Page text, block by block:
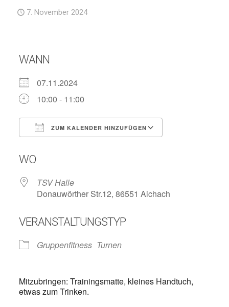
7. November 2024
WANN
07.11.2024
10:00 - 11:00
ZUM KALENDER HINZUFÜGEN
WO
TSV Halle
Donauwörther Str.12, 86551 Aichach
VERANSTALTUNGSTYP
Gruppenfitness Turnen
Mitzubringen: Trainingsmatte, kleines Handtuch,
etwas zum Trinken.